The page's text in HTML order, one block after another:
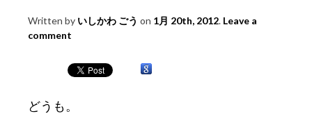
Written by いしかわ ごう on 1月 20th, 2012. Leave a
comment
どうも。